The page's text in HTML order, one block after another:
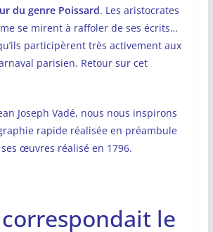
du genre Poissard. Les aristocrates
se mirent à raffoler de ses écrits…
participèrent très activement aux
parisien. Retour sur cet
Joseph Vadé, nous nous inspirons
rapide réalisée en préambule
œuvres réalisé en 1796.
le